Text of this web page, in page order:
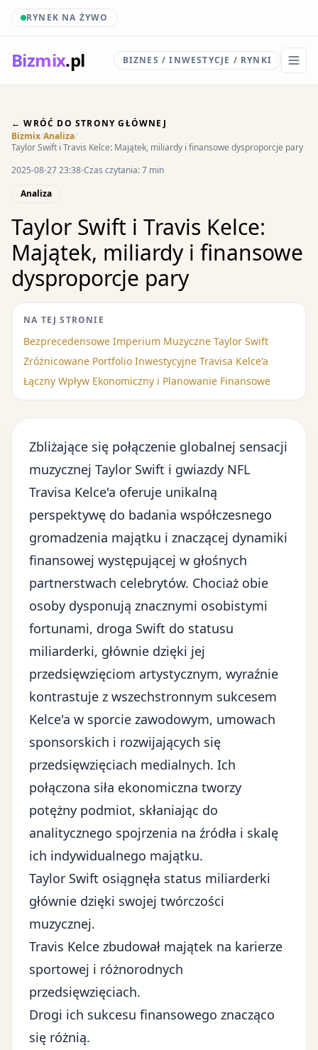
RYNEK NA ŻYWO
Bizmix.pl BIZNES / INWESTYCJE / RYNKI
← WRÓĆ DO STRONY GŁÓWNEJ
Bizmix/Analiza/
Taylor Swift i Travis Kelce: Majątek, miliardy i finansowe dysproporcje pary
2025-08-27 23:38 Czas czytania: 7 min
Analiza
Taylor Swift i Travis Kelce:
Majątek, miliardy i finansowe
dysproporcje pary
NA TEJ STRONIE
Bezprecedensowe Imperium Muzyczne Taylor Swift
Zróżnicowane Portfolio Inwestycyjne Travisa Kelce'a
Łączny Wpływ Ekonomiczny i Planowanie Finansowe
Zbliżające się połączenie globalnej sensacji
muzycznej Taylor Swift i gwiazdy NFL
Travisa Kelce'a oferuje unikalną
perspektywę do badania współczesnego
gromadzenia majątku i znaczącej dynamiki
finansowej występującej w głośnych
partnerstwach celebrytów. Chociaż obie
osoby dysponują znacznymi osobistymi
fortunami, droga Swift do statusu
miliarderki, głównie dzięki jej
przedsięwzięciom artystycznym, wyraźnie
kontrastuje z wszechstronnym sukcesem
Kelce'a w sporcie zawodowym, umowach
sponsorskich i rozwijających się
przedsięwzięciach medialnych. Ich
połączona siła ekonomiczna tworzy
potężny podmiot, skłaniając do
analitycznego spojrzenia na źródła i skalę
ich indywidualnego majątku.
Taylor Swift osiągnęła status miliarderki
głównie dzięki swojej twórczości
muzycznej.
Travis Kelce zbudował majątek na karierze
sportowej i różnorodnych
przedsięwzięciach.
Drogi ich sukcesu finansowego znacząco
się różnią.